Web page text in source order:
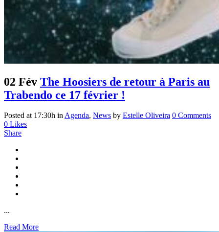
02 Fév The Hoosiers de retour à Paris au
Trabendo ce 17 février !
Posted at 17:30h inAgenda, News by Estelle Oliveira 0 Comments
0 Likes
Share
...
Read More